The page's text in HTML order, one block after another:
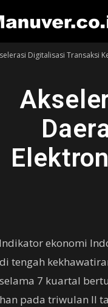
Digitalisasi Transaksi
Indikator ekonomi
tengah
7 kuartal
pada triwulan II